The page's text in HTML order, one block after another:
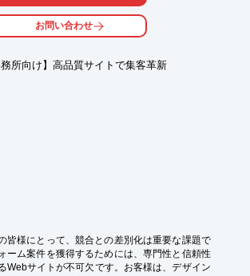
成
告知
お問い合わせ
務所向け】高品質サイトで集客革新
皆様にとって、競合との差別化は重要な課題で
ーム案件を獲得するためには、専門性と信頼性
Webサイトが不可欠です。お客様は、デザイン